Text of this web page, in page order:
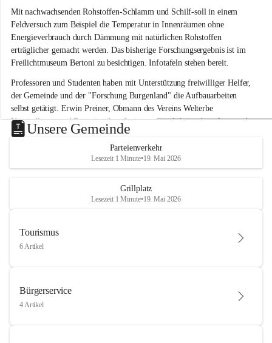
a
m
S
e
e
Mit nachwachsenden Rohstoffen-Schlamm und Schilf-soll in einem
Feldversuch zum Beispiel die Temperatur in Innenräumen ohne
Energieverbrauch durch Dämmung mit natürlichen Rohstoffen
erträglicher gemacht werden. Das bisherige Forschungsergebnis ist im
Freilichtmuseum Bertoni zu besichtigen. Infotafeln stehen bereit.
Professoren und Studenten haben mit Unterstützung freiwilliger Helfer,
der Gemeinde und der "Forschung Burgenland" die Aufbauarbeiten
selbst getätigt. Erwin Preiner, Obmann des Vereins Welterbe
Neusiedlersee und Bgm. ist über die innovative Arbeit sehr erfreut und
hofft auf baldige praktische Anwendung der Forschungsergebnisse.
Gerade in Zeiten des Klimawandels ist jede technologische Innovation
wichtig!
Unsere Gemeinde
Parteienverkehr
Lesezeit 1 Minute•19. Mai 2026
Grillplatz
Lesezeit 1 Minute•19. Mai 2026
Tourismus
6 Artikel
Bürgerservice
4 Artikel